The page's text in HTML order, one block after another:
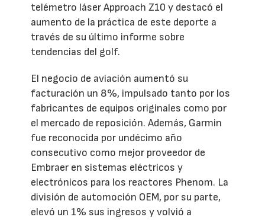
telémetro láser Approach Z10 y destacó el
aumento de la práctica de este deporte a
través de su último informe sobre
tendencias del golf.
El negocio de aviación aumentó su
facturación un 8%, impulsado tanto por los
fabricantes de equipos originales como por
el mercado de reposición. Además, Garmin
fue reconocida por undécimo año
consecutivo como mejor proveedor de
Embraer en sistemas eléctricos y
electrónicos para los reactores Phenom. La
división de automoción OEM, por su parte,
elevó un 1% sus ingresos y volvió a